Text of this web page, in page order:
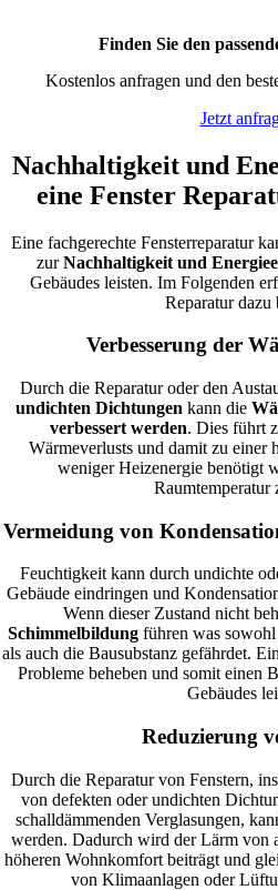
Finden Sie den
Kostenlos anfragen und den
Jetzt
Nachhaltigkeit und
eine Fenster
Eine fachgerechte Fensterreparatur
zurNachhaltigkeit und
Gebäudes leisten. Im Folgenden
Reparatur dazu
Verbesserung der
Durch die Reparatur oder den
undichten Dichtungen kann die
verbessert werden. Dies führt
Wärmeverlusts und damit zu einer
weniger Heizenergie benötigt
Raumtemperatur
Vermeidung von
Feuchtigkeit kann durch undichte
Gebäude eindringen und
Wenn dieser Zustand nicht
Schimmelbildungführen was sowohl
als auch die Bausubstanz gefährdet.
Probleme beheben und somit einen
Gebäudes
Reduzierung
Durch die Reparatur von Fenstern,
von defekten oder undichten
schalldämmenden Verglasungen,
werden. Dadurch wird der Lärm von
höheren Wohnkomfort beiträgt und
von Klimaanlagen oder